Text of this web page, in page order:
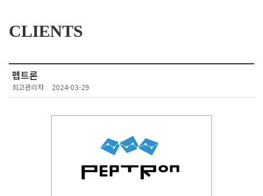
CLIENTS
펩트론
최고관리자 2024-03-29